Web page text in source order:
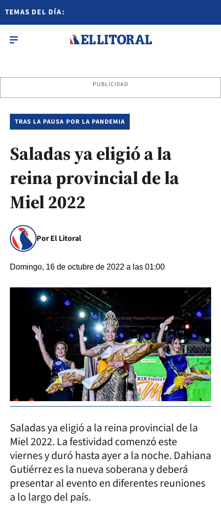
TEMAS DEL DÍA:
PUBLICIDAD
TRAS LA PAUSA POR LA PANDEMIA
Saladas ya eligió a la
reina provincial de la
Miel 2022
Por El Litoral
Domingo, 16 de octubre de 2022 a las 01:00
Saladas ya eligió a la reina provincial de la
Miel 2022. La festividad comenzó este
viernes y duró hasta ayer a la noche. Dahiana
Gutiérrez es la nueva soberana y deberá
presentar al evento en diferentes reuniones
a lo largo del país.